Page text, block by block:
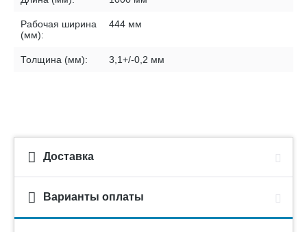
Рабочая ширина
(мм):
444 мм
Толщина (мм): 3,1+/-0,2 мм
Доставка
Варианты оплаты